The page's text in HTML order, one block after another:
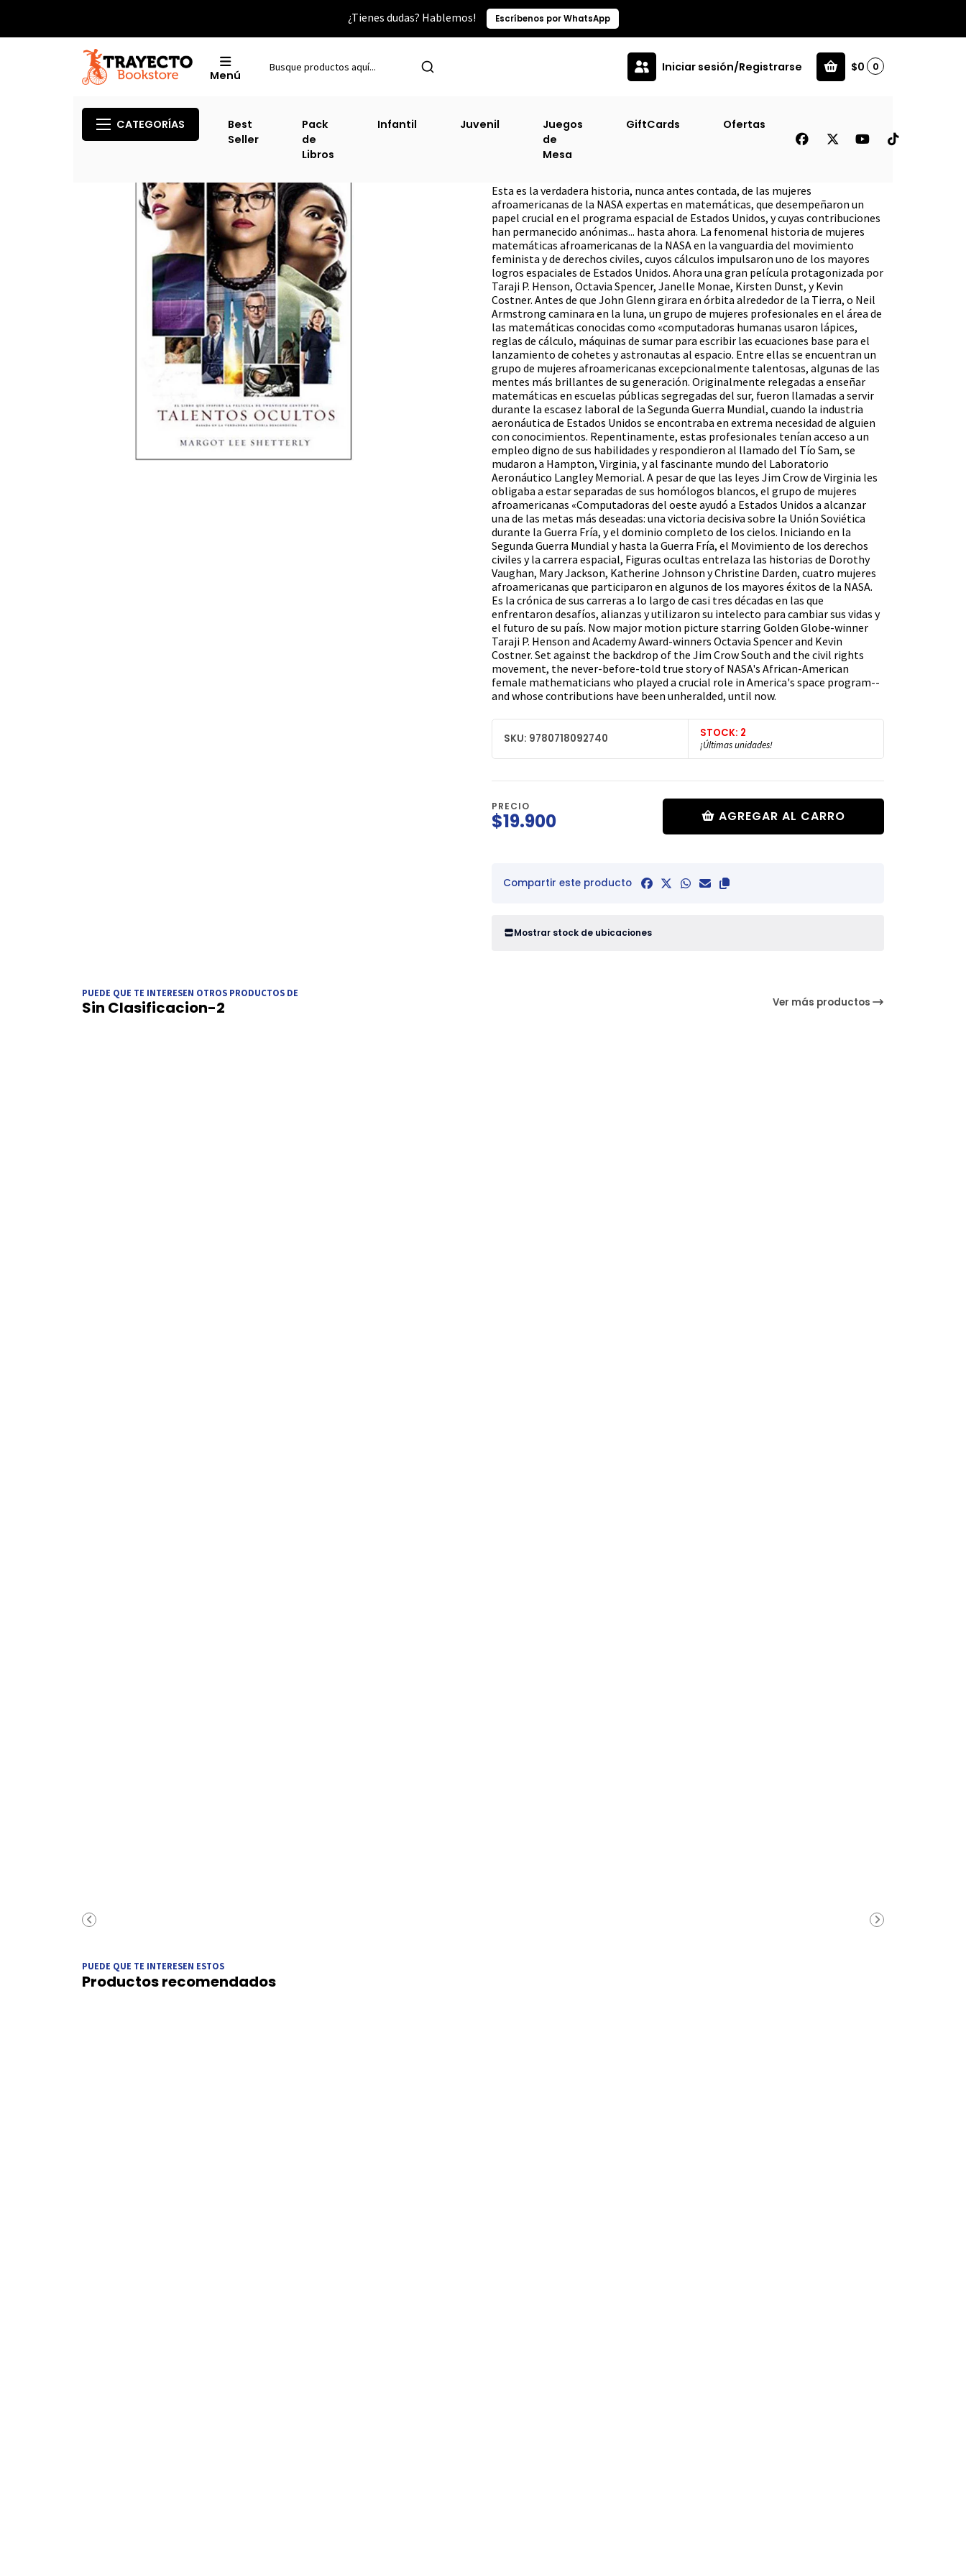
¿Tienes dudas? Hablemos! Escríbenos por WhatsApp
Menú
Iniciar sesión/Registrarse $0 0
CATEGORÍAS
Best
Seller
Pack
de
Libros
Infantil Juvenil
Juegos
de
Mesa
GiftCards Ofertas
Talentos Ocultos
Esta es la verdadera historia, nunca antes contada, de las mujeres
afroamericanas de la NASA expertas en matemáticas, que desempeñaron un
papel crucial en el programa espacial de Estados Unidos, y cuyas contribuciones
han permanecido anónimas... hasta ahora. La fenomenal historia de mujeres
matemáticas afroamericanas de la NASA en la vanguardia del movimiento
feminista y de derechos civiles, cuyos cálculos impulsaron uno de los mayores
logros espaciales de Estados Unidos. Ahora una gran película protagonizada por
Taraji P. Henson, Octavia Spencer, Janelle Monae, Kirsten Dunst, y Kevin
Costner. Antes de que John Glenn girara en órbita alrededor de la Tierra, o Neil
Armstrong caminara en la luna, un grupo de mujeres profesionales en el área de
las matemáticas conocidas como «computadoras humanas usaron lápices,
reglas de cálculo, máquinas de sumar para escribir las ecuaciones base para el
lanzamiento de cohetes y astronautas al espacio. Entre ellas se encuentran un
grupo de mujeres afroamericanas excepcionalmente talentosas, algunas de las
mentes más brillantes de su generación. Originalmente relegadas a enseñar
matemáticas en escuelas públicas segregadas del sur, fueron llamadas a servir
durante la escasez laboral de la Segunda Guerra Mundial, cuando la industria
aeronáutica de Estados Unidos se encontraba en extrema necesidad de alguien
con conocimientos. Repentinamente, estas profesionales tenían acceso a un
empleo digno de sus habilidades y respondieron al llamado del Tío Sam, se
mudaron a Hampton, Virginia, y al fascinante mundo del Laboratorio
Aeronáutico Langley Memorial. A pesar de que las leyes Jim Crow de Virginia les
obligaba a estar separadas de sus homólogos blancos, el grupo de mujeres
afroamericanas «Computadoras del oeste ayudó a Estados Unidos a alcanzar
una de las metas más deseadas: una victoria decisiva sobre la Unión Soviética
durante la Guerra Fría, y el dominio completo de los cielos. Iniciando en la
Segunda Guerra Mundial y hasta la Guerra Fría, el Movimiento de los derechos
civiles y la carrera espacial, Figuras ocultas entrelaza las historias de Dorothy
Vaughan, Mary Jackson, Katherine Johnson y Christine Darden, cuatro mujeres
afroamericanas que participaron en algunos de los mayores éxitos de la NASA.
Es la crónica de sus carreras a lo largo de casi tres décadas en las que
enfrentaron desafíos, alianzas y utilizaron su intelecto para cambiar sus vidas y
el futuro de su país. Now major motion picture starring Golden Globe-winner
Taraji P. Henson and Academy Award-winners Octavia Spencer and Kevin
Costner. Set against the backdrop of the Jim Crow South and the civil rights
movement, the never-before-told true story of NASA's African-American
female mathematicians who played a crucial role in America's space program--
and whose contributions have been unheralded, until now.
SKU: 9780718092740 STOCK: 2
¡Últimas unidades!
PRECIO
$19.900 AGREGAR AL CARRO
Compartir este producto
Mostrar stock de ubicaciones
PUEDE QUE TE INTERESEN OTROS PRODUCTOS DE
Sin Clasificacion-2 Ver más productos
PUEDE QUE TE INTERESEN ESTOS
Productos recomendados